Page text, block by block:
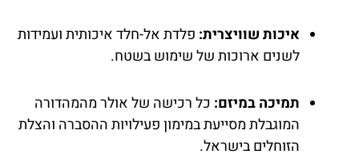
איכות שוויצרית: פלדת אל-חלד איכותית ועמידות
לשנים ארוכות של שימוש בשטח.
תמיכה במיזם: כל רכישה של אולר מהמהדורה
המוגבלת מסייעת במימון פעילויות ההסברה והצלת
הזוחלים בישראל.